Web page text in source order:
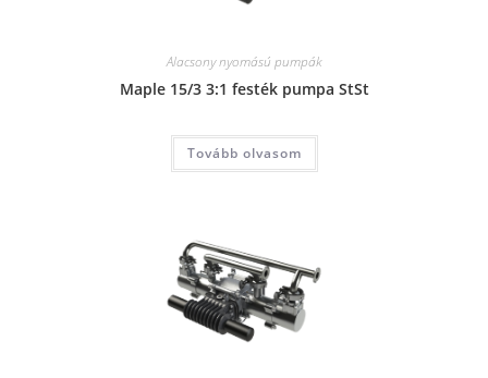
Alacsony nyomású pumpák
Maple 15/3 3:1 festék pumpa StSt
Tovább olvasom